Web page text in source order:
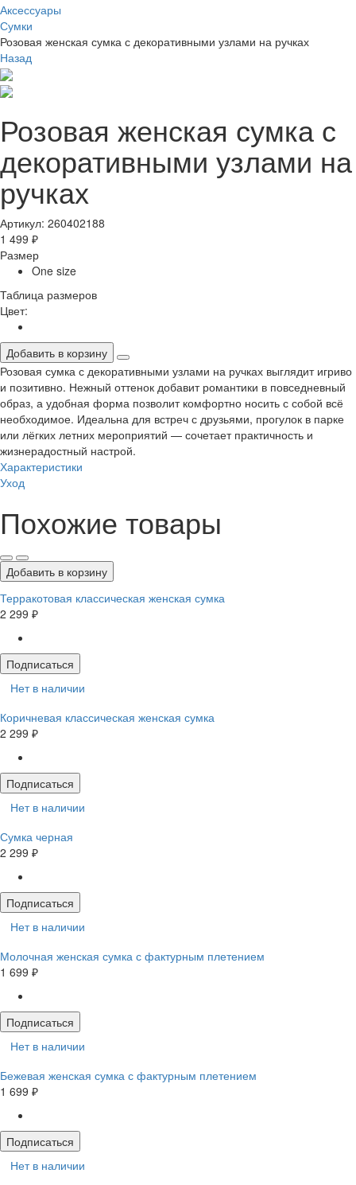
Аксессуары
Сумки
Розовая женская сумка с декоративными узлами на ручках
Назад
Розовая женская сумка с
декоративными узлами на
ручках
Артикул: 260402188
1 499 ₽
Размер
One size
Таблица размеров
Цвет:
Добавить в корзину
Розовая сумка с декоративными узлами на ручках выглядит игриво
и позитивно. Нежный оттенок добавит романтики в повседневный
образ, а удобная форма позволит комфортно носить с собой всё
необходимое. Идеальна для встреч с друзьями, прогулок в парке
или лёгких летних мероприятий — сочетает практичность и
жизнерадостный настрой.
Характеристики
Уход
Похожие товары
Добавить в корзину
Терракотовая классическая женская сумка
2 299 ₽
Подписаться
Нет в наличии
Коричневая классическая женская сумка
2 299 ₽
Подписаться
Нет в наличии
Сумка черная
2 299 ₽
Подписаться
Нет в наличии
Молочная женская сумка с фактурным плетением
1 699 ₽
Подписаться
Нет в наличии
Бежевая женская сумка с фактурным плетением
1 699 ₽
Подписаться
Нет в наличии